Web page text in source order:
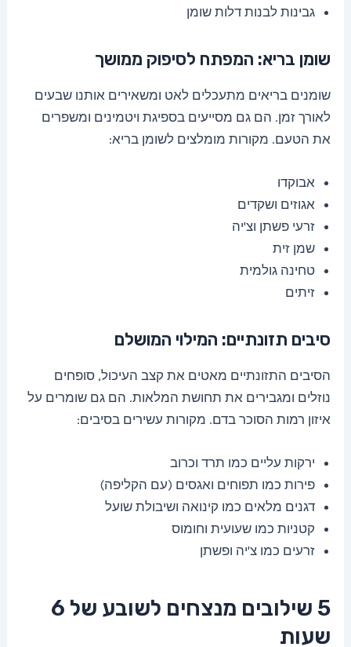
גבינות לבנות דלות שומן
שומן בריא: המפתח לסיפוק ממושך
שומנים בריאים מתעכלים לאט ומשאירים אותנו שבעים
לאורך זמן. הם גם מסייעים בספיגת ויטמינים ומשפרים
את הטעם. מקורות מומלצים לשומן בריא:
אבוקדו
אגוזים ושקדים
זרעי פשתן וצ'יה
שמן זית
טחינה גולמית
זיתים
סיבים תזונתיים: המילוי המושלם
הסיבים התזונתיים מאטים את קצב העיכול, סופחים
נוזלים ומגבירים את תחושת המלאות. הם גם שומרים על
איזון רמות הסוכר בדם. מקורות עשירים בסיבים:
ירקות עליים כמו תרד וכרוב
פירות כמו תפוחים ואגסים (עם הקליפה)
דגנים מלאים כמו קינואה ושיבולת שועל
קטניות כמו שעועית וחומוס
זרעים כמו צ'יה ופשתן
5 שילובים מנצחים לשובע של 6
שעות